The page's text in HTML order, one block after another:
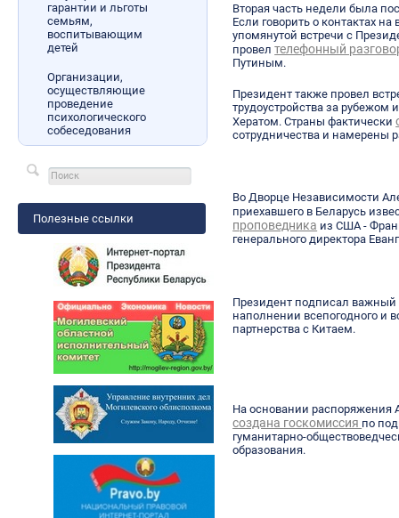
гарантии и льготы
семьям,
воспитывающим
детей
Организации,
осуществляющие
проведение
психологического
собеседования
Полезные ссылки
Вторая часть недели была
Если говорить о контактах
упомянутой встречи с
провелтелефонный
Путиным.
Президент также провел
трудоустройства за
Хератом. Страны фактически
сотрудничества и намерены
Во Дворце Независимости
приехавшего в Беларусь
проповедника из США -
генерального директора
Президент подписал
наполнении всепогодного и
партнерства с Китаем.
На основании распоряжения
создана госкомиссия по
гуманитарно-
образования.